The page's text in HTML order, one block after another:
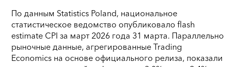
По данным Statistics Poland, национальное
статистическое ведомство опубликовало flash
estimate CPI за март 2026 года 31 марта. Параллельно
рыночные данные, агрегированные Trading
Economics на основе официального релиза, показали